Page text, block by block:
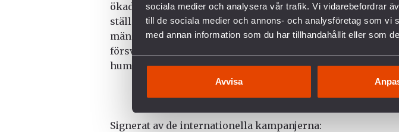
sociala medier och analysera vår trafik. Vi vidarebefordrar
till de sociala medier och annons- och analysföretag som
med annan information som du har tillhandahållit eller som
Avvisa
ökade globala konflikter och utmaningar mot
stället återförsäkra sitt engagemang för humanitär
människofokuserade och samarbetsinriktade
försvaret av den internationella rättsordning de gemensamt
humanitära principer den bygger på.
Signerat av de internationella kampanjerna: